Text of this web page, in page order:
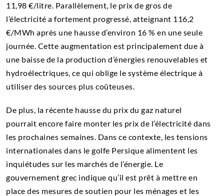
11,98 €/litre. Parallèlement, le prix de gros de
l’électricité a fortement progressé, atteignant 116,2
€/MWh après une hausse d’environ 16 % en une seule
journée. Cette augmentation est principalement due à
une baisse de la production d’énergies renouvelables et
hydroélectriques, ce qui oblige le système électrique à
utiliser des sources plus coûteuses.
De plus, la récente hausse du prix du gaz naturel
pourrait encore faire monter les prix de l’électricité dans
les prochaines semaines. Dans ce contexte, les tensions
internationales dans le golfe Persique alimentent les
inquiétudes sur les marchés de l’énergie. Le
gouvernement grec indique qu’il est prêt à mettre en
place des mesures de soutien pour les ménages et les